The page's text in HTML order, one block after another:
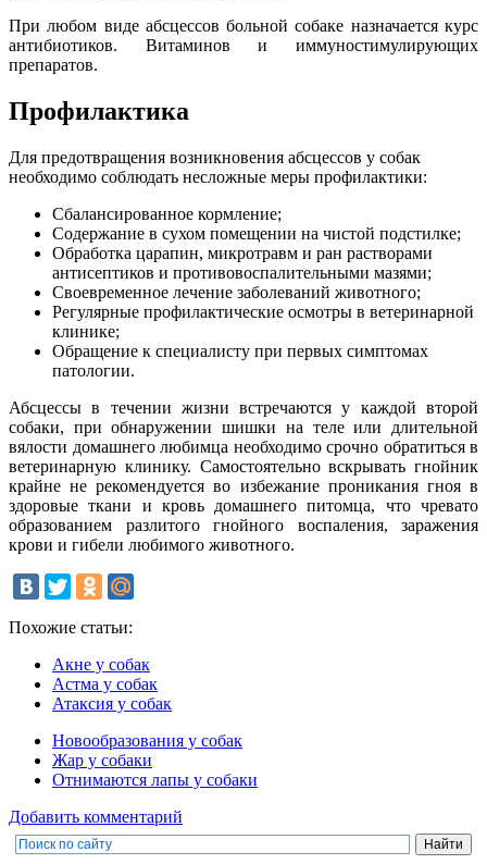
При любом виде абсцессов больной собаке назначается курс
антибиотиков. Витаминов и иммуностимулирующих
препаратов.
Профилактика
Для предотвращения возникновения абсцессов у собак
необходимо соблюдать несложные меры профилактики:
Сбалансированное кормление;
Содержание в сухом помещении на чистой подстилке;
Обработка царапин, микротравм и ран растворами
антисептиков и противовоспалительными мазями;
Своевременное лечение заболеваний животного;
Регулярные профилактические осмотры в ветеринарной
клинике;
Обращение к специалисту при первых симптомах
патологии.
Абсцессы в течении жизни встречаются у каждой второй
собаки, при обнаружении шишки на теле или длительной
вялости домашнего любимца необходимо срочно обратиться в
ветеринарную клинику. Самостоятельно вскрывать гнойник
крайне не рекомендуется во избежание проникания гноя в
здоровые ткани и кровь домашнего питомца, что чревато
образованием разлитого гнойного воспаления, заражения
крови и гибели любимого животного.
Похожие статьи:
Акне у собак
Астма у собак
Атаксия у собак
Новообразования у собак
Жар у собаки
Отнимаются лапы у собаки
Добавить комментарий